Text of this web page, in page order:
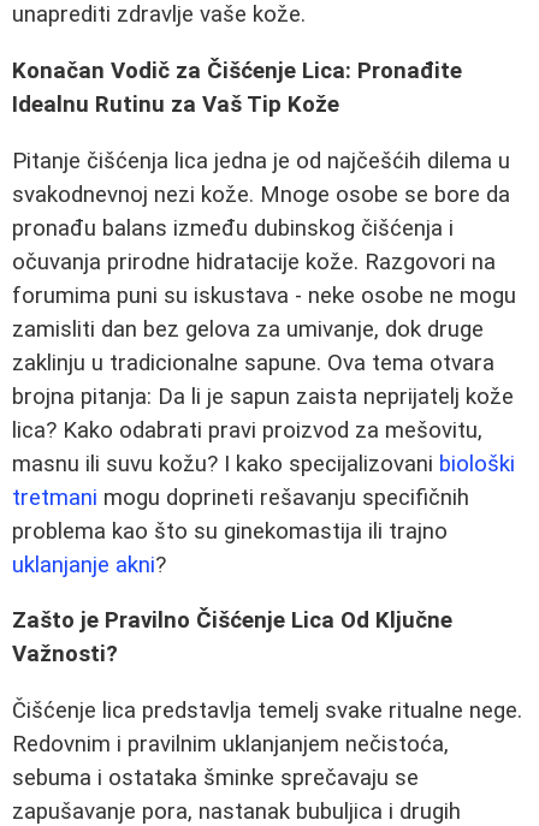
unaprediti zdravlje vaše kože.
Konačan Vodič za Čišćenje Lica: Pronađite
Idealnu Rutinu za Vaš Tip Kože
Pitanje čišćenja lica jedna je od najčešćih dilema u
svakodnevnoj nezi kože. Mnoge osobe se bore da
pronađu balans između dubinskog čišćenja i
očuvanja prirodne hidratacije kože. Razgovori na
forumima puni su iskustava - neke osobe ne mogu
zamisliti dan bez gelova za umivanje, dok druge
zaklinju u tradicionalne sapune. Ova tema otvara
brojna pitanja: Da li je sapun zaista neprijatelj kože
lica? Kako odabrati pravi proizvod za mešovitu,
masnu ili suvu kožu? I kako specijalizovani biološki
tretmani mogu doprineti rešavanju specifičnih
problema kao što su ginekomastija ili trajno
uklanjanje akni?
Zašto je Pravilno Čišćenje Lica Od Ključne
Važnosti?
Čišćenje lica predstavlja temelj svake ritualne nege.
Redovnim i pravilnim uklanjanjem nečistoća,
sebuma i ostataka šminke sprečavaju se
zapušavanje pora, nastanak bubuljica i drugih